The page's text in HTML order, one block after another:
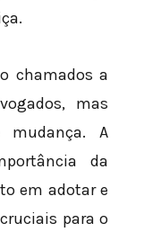
chamados a
mas
mudança. A
da
em adotar e
para o